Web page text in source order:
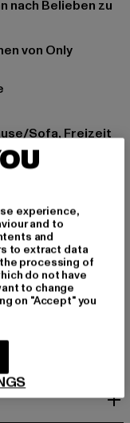
nach Belieben zu
von Only
Sofa, Freizeit
|
| DE
experience,
and to
and
to extract data
processing of
do not have
to change
on "Accept" you